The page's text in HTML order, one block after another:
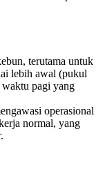
terutama untuk
lebih awal (pukul
pagi yang
operasional
normal, yang